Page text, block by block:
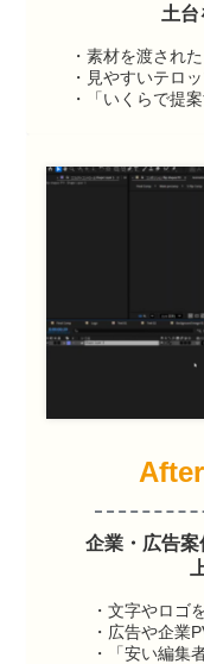
土台
・素材を渡され
・見やすいテロ
・「いくらで提
企業・広告
・文字やロゴ
・広告や企業
・「安い編集